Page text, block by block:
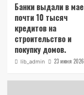
Банки выдали в мае
почти 10 тысяч
кредитов на
строительство и
покупку домов.
lib_admin 23 июня 2026